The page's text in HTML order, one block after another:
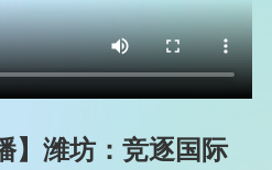
】潍坊：竞逐国际